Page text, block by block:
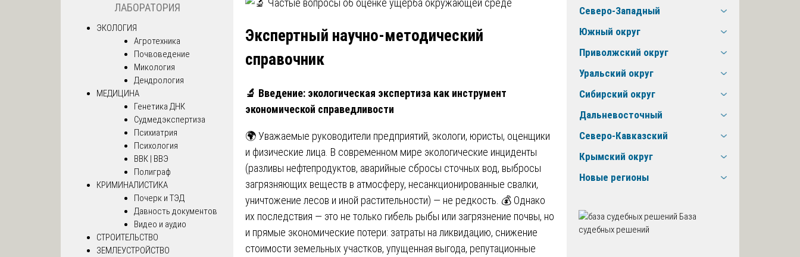
Экспертный научно-методический
справочник
🔬 Введение: экологическая экспертиза как инструмент
экономической справедливости
🌍 Уважаемые руководители предприятий, экологи, юристы, оценщики
и физические лица. В современном мире экологические инциденты
(разливы нефтепродуктов, аварийные сбросы сточных вод, выбросы
загрязняющих веществ в атмосферу, несанкционированные свалки,
уничтожение лесов и иной растительности) — не редкость. 💰 Однако
их последствия — это не только гибель рыбы или загрязнение почвы, но
и прямые экономические потери: затраты на ликвидацию, снижение
стоимости земельных участков, упущенная выгода, репутационные
ЛАБОРАТОРИЯ
ЭКОЛОГИЯ
Агротехника
Почвоведение
Микология
Дендрология
МЕДИЦИНА
Генетика ДНК
Судмедэкспертиза
Психиатрия
Психология
ВВК | ВВЭ
Полиграф
КРИМИНАЛИСТИКА
Почерк и ТЭД
Давность документов
Видео и аудио
СТРОИТЕЛЬСТВО
ЗЕМЛЕУСТРОЙСТВО
Северо-Западный
Южный округ
Приволжский округ
Уральский округ
Сибирский округ
Дальневосточный
Северо-Кавказский
Крымский округ
Новые регионы
База
судебных решений